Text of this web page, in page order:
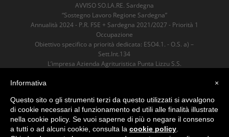
AVVISO SO.LA.RE. Sardegna
“Sostegno Lavoro Regione Sardegna”
Annualità 2024 - P.R. FSE + Sardegna 2021/2027 - Priorità 1
Occupazione
Obiettivo specifico a priorità dedicata: ESO4.1. - O.S. a) –
Sett.Int.134
L’impresa Azienda Agrituristica Punta Lizzu S.S.
4600,00.
Azienda Agrituristica Punta Lizzu
Loc. Ofricatu, 08029 Siniscola (NU)
×
Informativa
Questo sito o gli strumenti terzi da questo utilizzati si avvalgono
di cookie necessari al funzionamento ed utili alle finalità illustrate
nella cookie policy. Se vuoi saperne di più o negare il consenso
a tutti o ad alcuni cookie, consulta la cookie policy